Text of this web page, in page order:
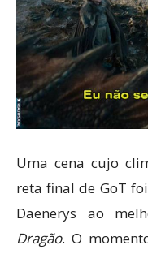
Uma cena cujo
reta final de GoT
Daenerys ao
Dragão. O